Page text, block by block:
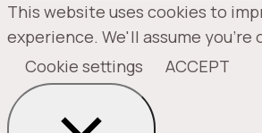
This website uses cookies to
experience. We'll assume you're
Cookie settings
ACCEPT